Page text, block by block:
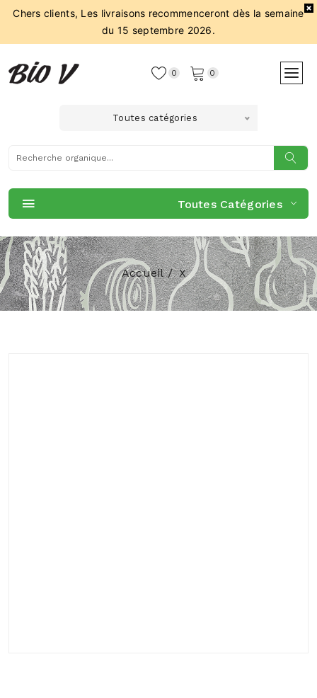
Chers clients, Les livraisons recommenceront dès la semaine
du 15 septembre 2026.
0 0
Toutes catégories
Toutes Catégories
Accueil X